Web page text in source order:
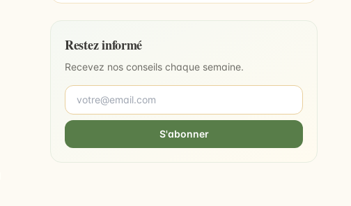
Restez informé
Recevez nos conseils chaque semaine.
S'abonner